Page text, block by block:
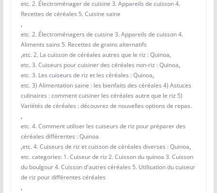
etc. 2. Électroménager de cuisine 3. Appareils de cuisson 4.
Recettes de céréales 5. Cuisine saine
,
etc. 2. Électroménagers de cuisine 3. Appareils de cuisson 4.
Aliments sains 5. Recettes de grains alternatifs
,etc. 2. La cuisson de céréales autres que le riz : Quinoa,
etc. 3. Cuiseurs pour cuisiner des céréales non-riz : Quinoa,
etc. 3. Les cuiseurs de riz et les céréales : Quinoa,
etc. 3) Alimentation saine : les bienfaits des céréales 4) Astuces
culinaires : comment cuisiner les céréales autre que le riz 5)
Variétés de céréales : découvrez de nouvelles options de repas.
,
etc. 4. Comment utiliser les cuiseurs de riz pour préparer des
céréales différentes : Quinoa
,etc. 4. Cuiseurs de riz et cuisson de céréales diverses : Quinoa,
etc. categories: 1. Cuiseur de riz 2. Cuisson du quinoa 3. Cuisson
du boulgour 4. Cuisson d'autres céréales 5. Utilisation du cuiseur
de riz pour différentes céréales
,